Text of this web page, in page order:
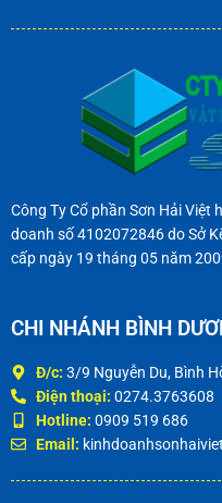
Công Ty Cổ phần Sơn Hải
doanh số 4102072846 do Sở
cấp ngày 19 tháng 05 năm
CHI NHÁNH BÌNH
Đ/c: 3/9 Nguyễn Du, Bình
Điện thoại: 0274.3763608
Hotline: 0909 519 686
Email: